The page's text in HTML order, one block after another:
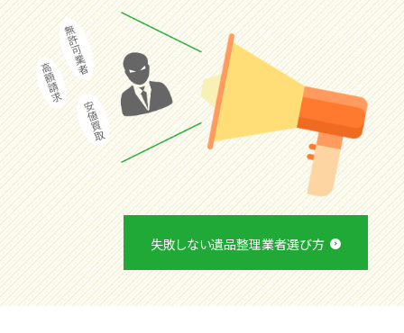
失敗しない遺品整理業者選び方